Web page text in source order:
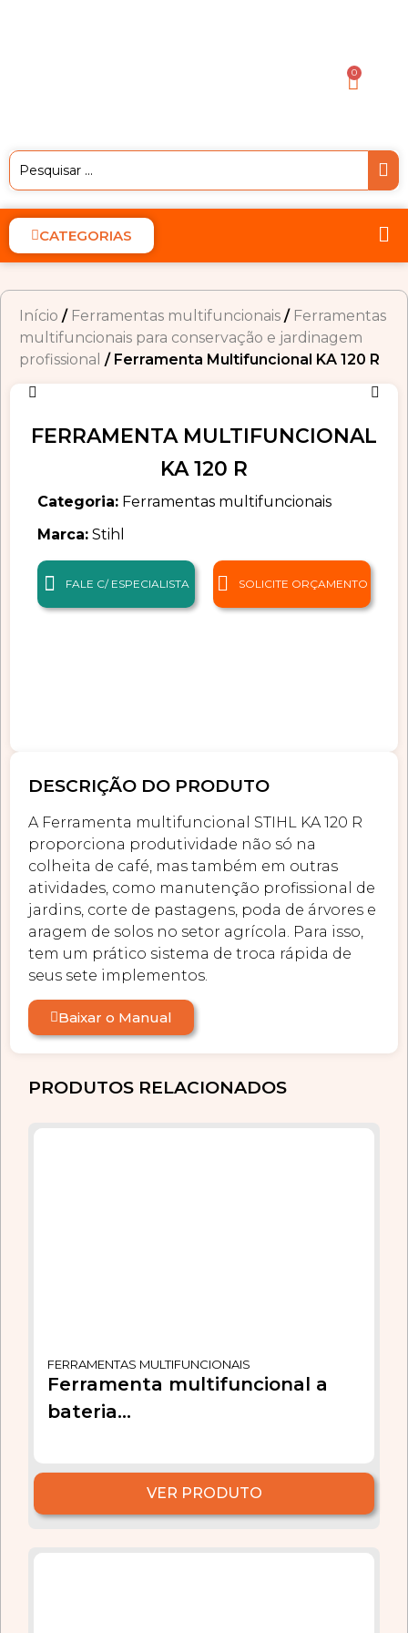
0
CATEGORIAS
Início / Ferramentas multifuncionais / Ferramentas
multifuncionais para conservação e jardinagem
profissional / Ferramenta Multifuncional KA 120 R
FERRAMENTA MULTIFUNCIONAL
KA 120 R
Categoria: Ferramentas multifuncionais
Marca: Stihl
FALE C/ ESPECIALISTA SOLICITE ORÇAMENTO
DESCRIÇÃO DO PRODUTO
A Ferramenta multifuncional STIHL KA 120 R
proporciona produtividade não só na
colheita de café, mas também em outras
atividades, como manutenção profissional de
jardins, corte de pastagens, poda de árvores e
aragem de solos no setor agrícola. Para isso,
tem um prático sistema de troca rápida de
seus sete implementos.
Baixar o Manual
PRODUTOS RELACIONADOS
FERRAMENTAS MULTIFUNCIONAIS
Ferramenta multifuncional a
bateria...
VER PRODUTO